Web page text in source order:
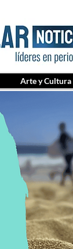
Arte y Cultura